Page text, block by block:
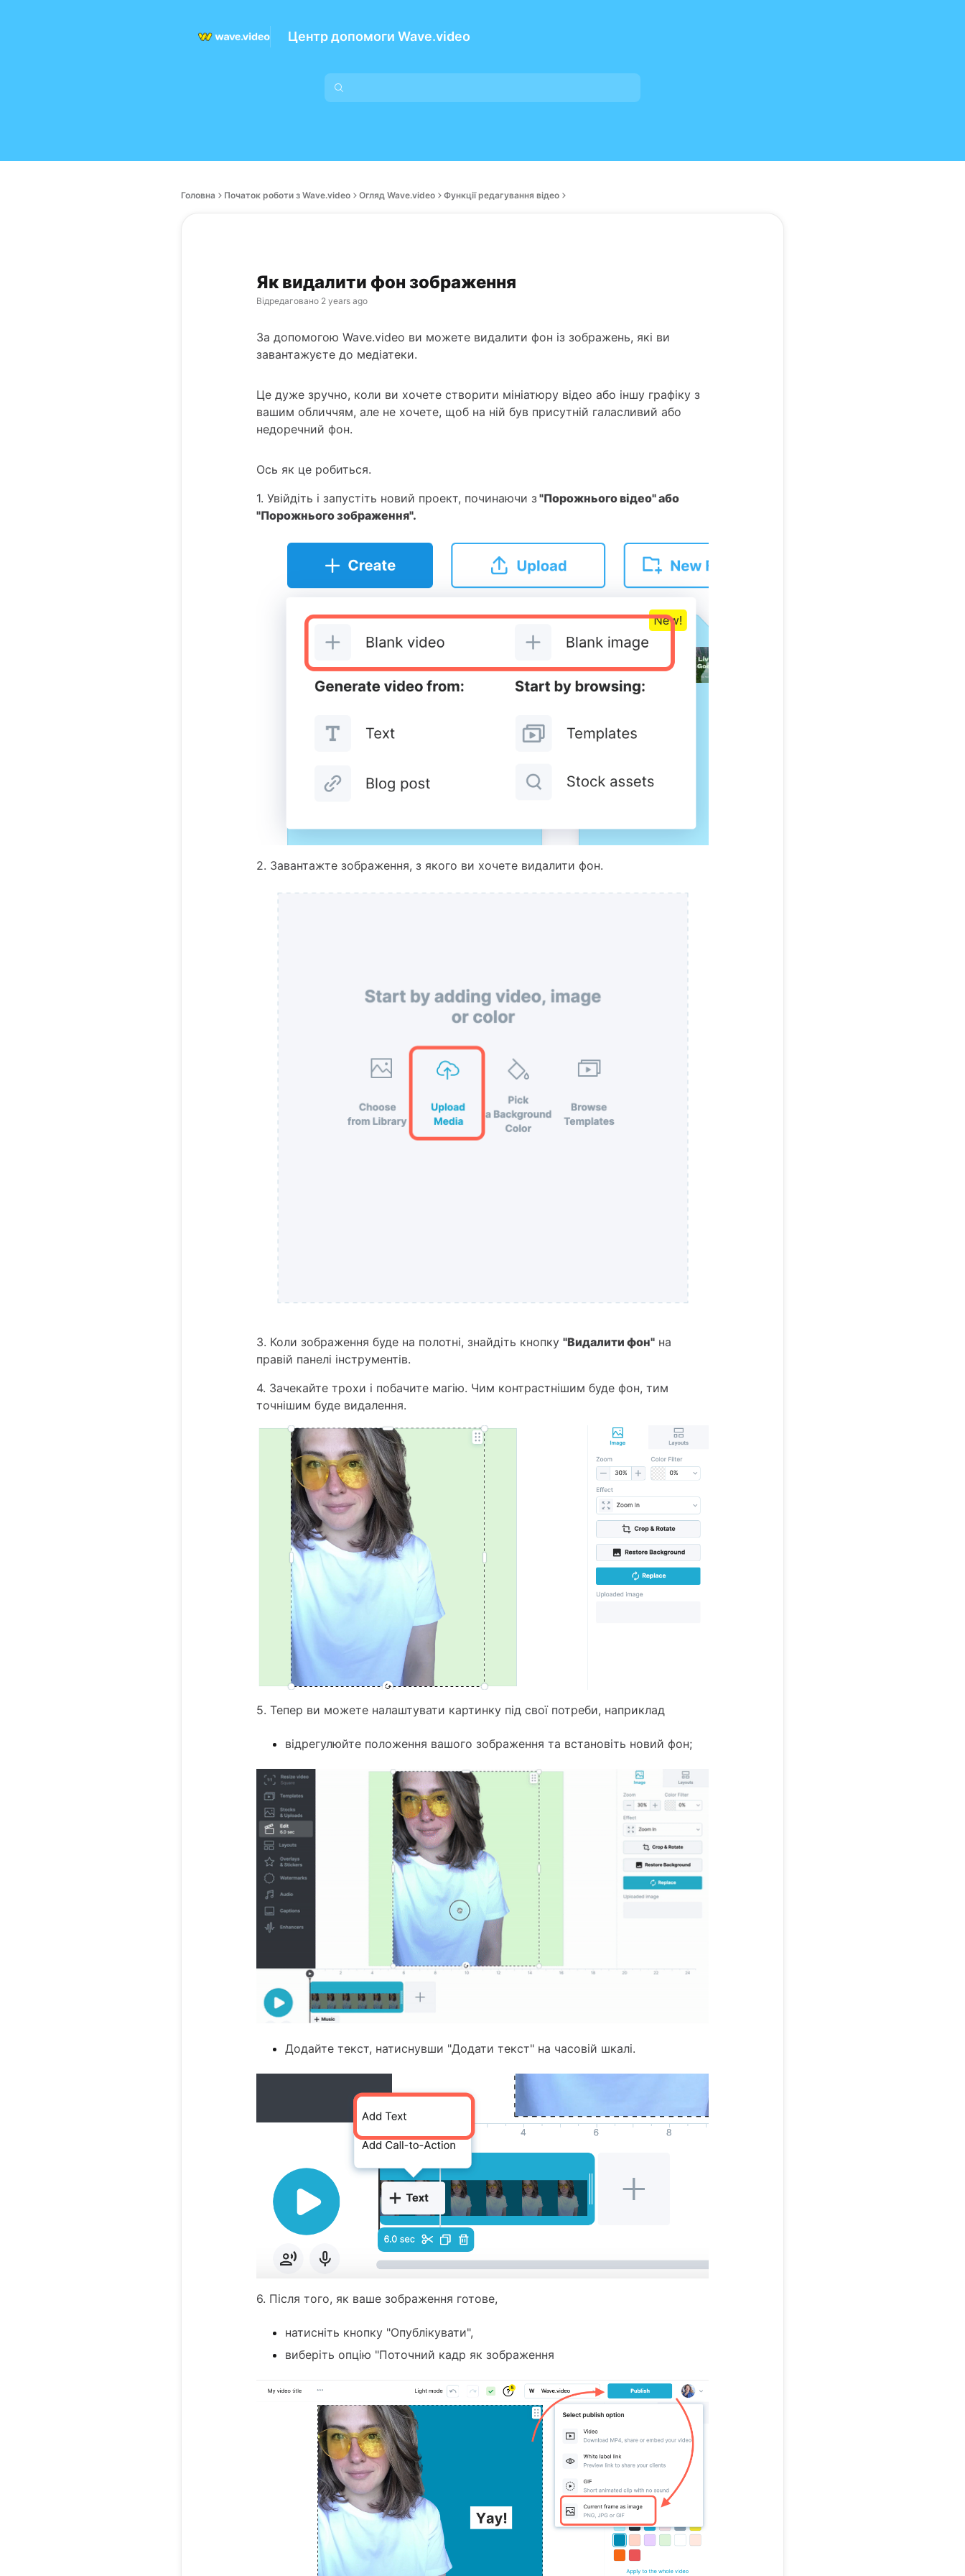
Центр допомоги Wave.video
Головна Початок роботи з Wave.video Огляд Wave.video Функції редагування відео
Як видалити фон зображення
Відредаговано 2 years ago
За допомогою Wave.video ви можете видалити фон із зображень, які ви
завантажуєте до медіатеки.
Це дуже зручно, коли ви хочете створити мініатюру відео або іншу графіку з
вашим обличчям, але не хочете, щоб на ній був присутній галасливий або
недоречний фон.
Ось як це робиться.
1. Увійдіть і запустіть новий проект, починаючи з"Порожнього відео" або
"Порожнього зображення".
2. Завантажте зображення, з якого ви хочете видалити фон.
3. Коли зображення буде на полотні, знайдіть кнопку "Видалити фон" на
правій панелі інструментів.
4. Зачекайте трохи і побачите магію. Чим контрастнішим буде фон, тим
точнішим буде видалення.
5. Тепер ви можете налаштувати картинку під свої потреби, наприклад
відрегулюйте положення вашого зображення та встановіть новий фон;
Додайте текст, натиснувши "Додати текст" на часовій шкалі.
6. Після того, як ваше зображення готове,
натисніть кнопку "Опублікувати",
виберіть опцію "Поточний кадр як зображення